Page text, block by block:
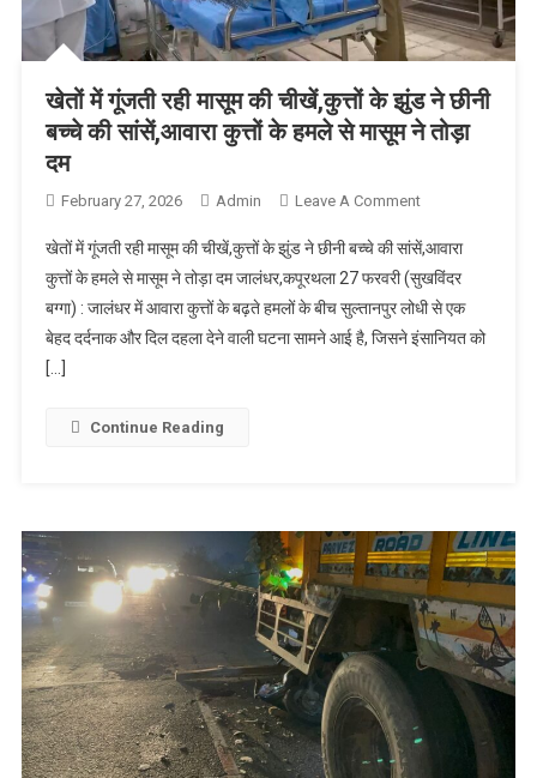
खेतों में गूंजती रही मासूम की चीखें,कुत्तों के झुंड ने छीनी
बच्चे की सांसें,आवारा कुत्तों के हमले से मासूम ने तोड़ा
दम
February 27, 2026 Admin Leave A CommentOn खेतों में गूंजती
चीखें,कुत्तों के झुंड
ने छीनी बच्चे की
सांसें,आवारा कुत्तों
के हमले से मासूम
खेतों में गूंजती रही मासूम की चीखें,कुत्तों के झुंड ने छीनी बच्चे की सांसें,आवारा
कुत्तों के हमले से मासूम ने तोड़ा दम जालंधर,कपूरथला 27 फरवरी (सुखविंदर
बग्गा) : जालंधर में आवारा कुत्तों के बढ़ते हमलों के बीच सुल्तानपुर लोधी से एक
बेहद दर्दनाक और दिल दहला देने वाली घटना सामने आई है, जिसने इंसानियत को
[…]
Continue Reading